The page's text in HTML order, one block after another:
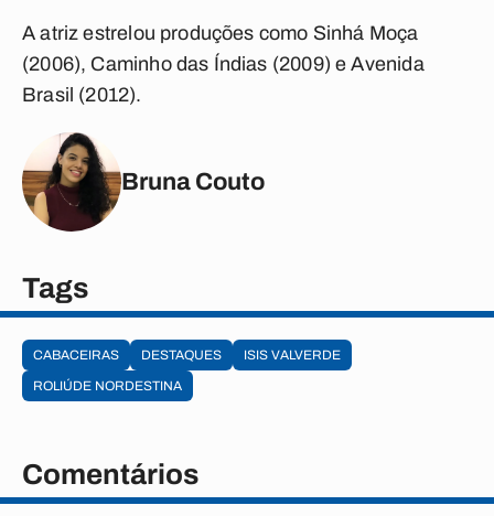
A atriz estrelou produções como Sinhá Moça
(2006), Caminho das Índias (2009) e Avenida
Brasil (2012).
Bruna Couto
Tags
CABACEIRAS DESTAQUES
ISIS VALVERDE
ROLIÚDE NORDESTINA
Comentários